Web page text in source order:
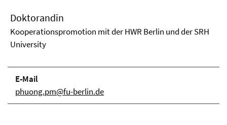
Doktorandin
Kooperationspromotion mit der HWR Berlin und der SRH
University
E-Mail
phuong.pm@fu-berlin.de